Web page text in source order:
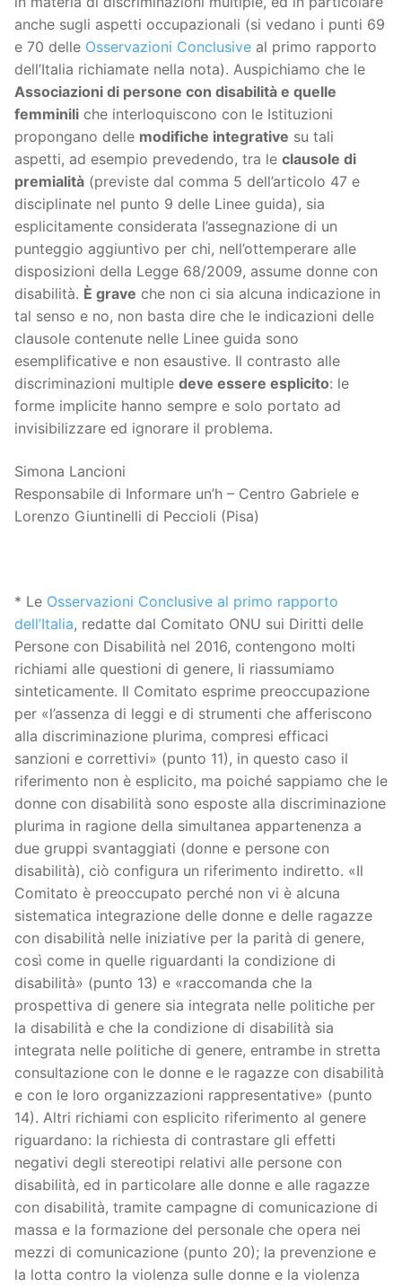
anche sugli aspetti occupazionali (si vedano i punti 69
e 70 delle Osservazioni Conclusive al primo rapporto
dell’Italia richiamate nella nota). Auspichiamo che le
Associazioni di persone con disabilità e quelle
femminili che interloquiscono con le Istituzioni
propongano delle modifiche integrative su tali
aspetti, ad esempio prevedendo, tra le clausole di
premialità (previste dal comma 5 dell’articolo 47 e
disciplinate nel punto 9 delle Linee guida), sia
esplicitamente considerata l’assegnazione di un
punteggio aggiuntivo per chi, nell’ottemperare alle
disposizioni della Legge 68/2009, assume donne con
disabilità. È grave che non ci sia alcuna indicazione in
tal senso e no, non basta dire che le indicazioni delle
clausole contenute nelle Linee guida sono
esemplificative e non esaustive. Il contrasto alle
discriminazioni multiple deve essere esplicito: le
forme implicite hanno sempre e solo portato ad
invisibilizzare ed ignorare il problema.
Simona Lancioni
Responsabile di Informare un’h – Centro Gabriele e
Lorenzo Giuntinelli di Peccioli (Pisa)
* Le Osservazioni Conclusive al primo rapporto
dell’Italia, redatte dal Comitato ONU sui Diritti delle
Persone con Disabilità nel 2016, contengono molti
richiami alle questioni di genere, li riassumiamo
sinteticamente. Il Comitato esprime preoccupazione
per «l’assenza di leggi e di strumenti che afferiscono
alla discriminazione plurima, compresi efficaci
sanzioni e correttivi» (punto 11), in questo caso il
riferimento non è esplicito, ma poiché sappiamo che le
donne con disabilità sono esposte alla discriminazione
plurima in ragione della simultanea appartenenza a
due gruppi svantaggiati (donne e persone con
disabilità), ciò configura un riferimento indiretto. «Il
Comitato è preoccupato perché non vi è alcuna
sistematica integrazione delle donne e delle ragazze
con disabilità nelle iniziative per la parità di genere,
così come in quelle riguardanti la condizione di
disabilità» (punto 13) e «raccomanda che la
prospettiva di genere sia integrata nelle politiche per
la disabilità e che la condizione di disabilità sia
integrata nelle politiche di genere, entrambe in stretta
consultazione con le donne e le ragazze con disabilità
e con le loro organizzazioni rappresentative» (punto
14). Altri richiami con esplicito riferimento al genere
riguardano: la richiesta di contrastare gli effetti
negativi degli stereotipi relativi alle persone con
disabilità, ed in particolare alle donne e alle ragazze
con disabilità, tramite campagne di comunicazione di
massa e la formazione del personale che opera nei
mezzi di comunicazione (punto 20); la prevenzione e
la lotta contro la violenza sulle donne e la violenza